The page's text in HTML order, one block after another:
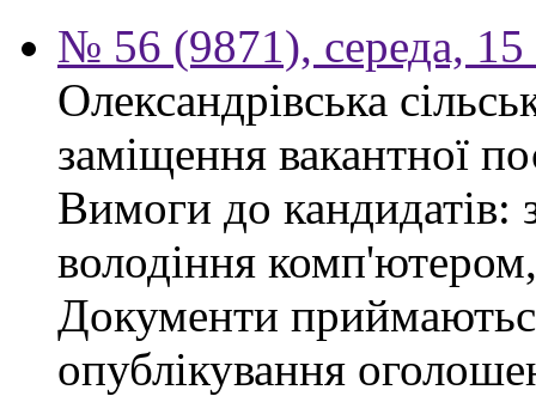
№ 56 (9871), середа,
Олександрівська
заміщення вакантної
Вимоги до кандидатів:
володіння комп'ютером,
Документи
опублікування